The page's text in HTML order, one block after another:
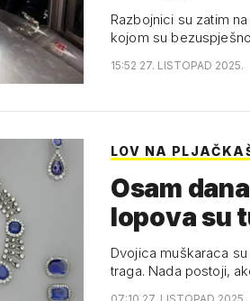
Razbojnici su zatim
kojom su
15:52 27. LISTOPAD 2025.
LOV NA
Osam
lopova su
Dvojica muškaraca
traga. Nada postoji,